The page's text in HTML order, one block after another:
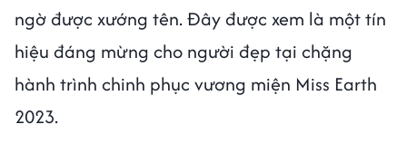
ngờ được xướng tên. Đây được xem là một tín
hiệu đáng mừng cho người đẹp tại chặng
hành trình chinh phục vương miện Miss Earth
2023.